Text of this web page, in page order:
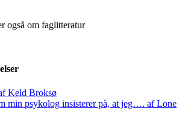
også om faglitteratur
Keld Broksø
min psykolog insisterer på, at jeg…. af Lone